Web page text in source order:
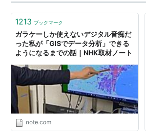
行く方法が一般的か。 来る８月の５～…
1213 ブックマーク
ガラケーしか使えないデジタル音痴だ
った私が「GISでデータ分析」できる
ようになるまでの話｜NHK取材ノート
note.com